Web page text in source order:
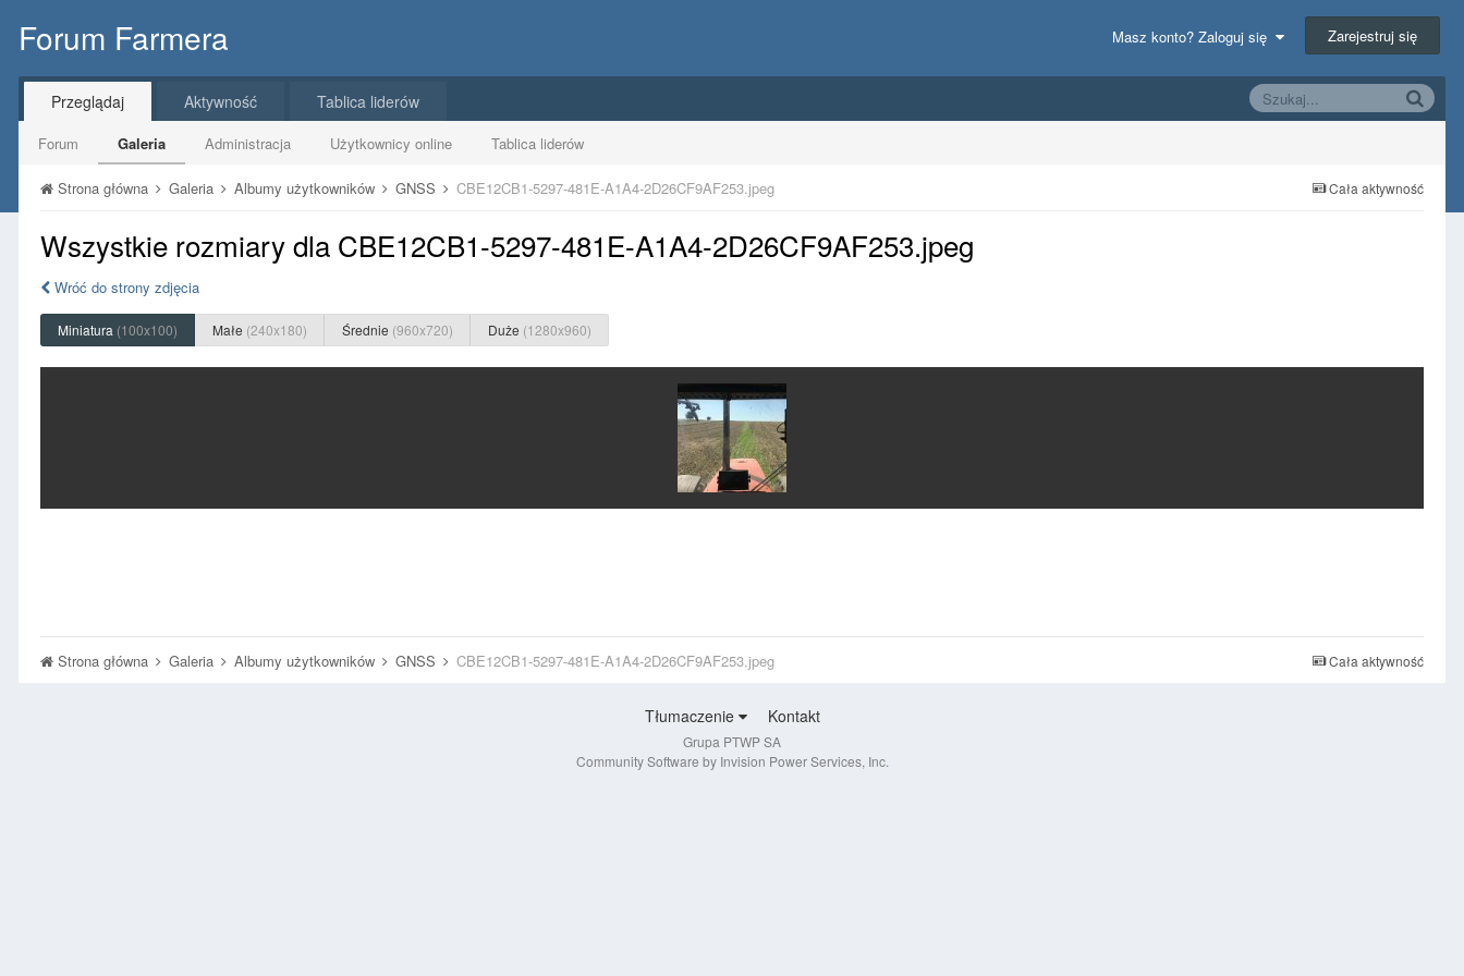
Forum Farmera Masz konto? Zaloguj się Zarejestruj się
Przeglądaj
Forum Galeria Administracja Użytkownicy online Tablica liderów
Aktywność Tablica liderów
Cała aktywność
Strona główna Galeria Albumy użytkowników GNSS CBE12CB1-5297-481E-A1A4-2D26CF9AF253.jpeg
Wszystkie rozmiary dla CBE12CB1-5297-481E-A1A4-2D26CF9AF253.jpeg
Wróć do strony zdjęcia
Miniatura (100x100) Małe (240x180) Średnie (960x720) Duże (1280x960)
Cała aktywność
Strona główna Galeria Albumy użytkowników GNSS CBE12CB1-5297-481E-A1A4-2D26CF9AF253.jpeg
Tłumaczenie Kontakt
Grupa PTWP SA
Community Software by Invision Power Services, Inc.